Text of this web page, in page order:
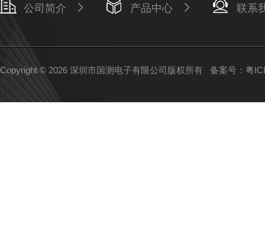
公司简介 产品中心 联系
Copyright © 2026 深圳市国测电子有限公司版权所有 备案号：粤